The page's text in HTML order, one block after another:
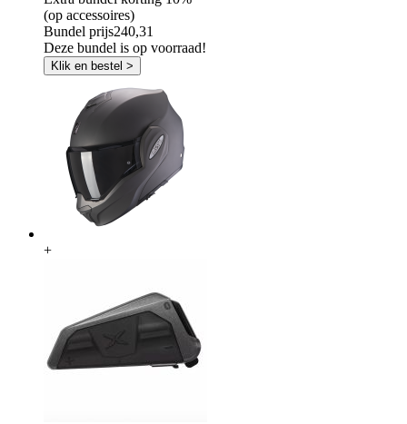
(op accessoires)
Bundel prijs240,31
Deze bundel is op voorraad!
Klik en bestel >
+